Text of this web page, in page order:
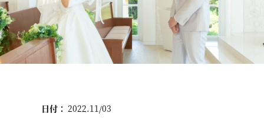
日付： 2022.11/03